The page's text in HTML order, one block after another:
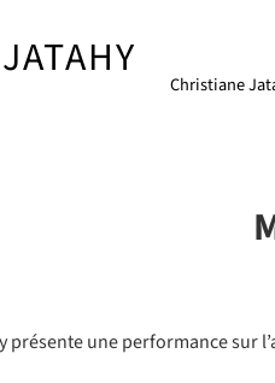
Christiane
une performance sur